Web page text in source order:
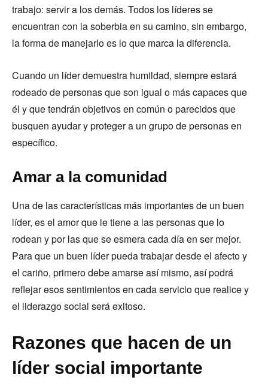
trabajo: servir a los demás. Todos los líderes se
encuentran con la soberbia en su camino, sin embargo,
la forma de manejarlo es lo que marca la diferencia.
Cuando un líder demuestra humildad, siempre estará
rodeado de personas que son igual o más capaces que
él y que tendrán objetivos en común o parecidos que
busquen ayudar y proteger a un grupo de personas en
específico.
Amar a la comunidad
Una de las características más importantes de un buen
líder, es el amor que le tiene a las personas que lo
rodean y por las que se esmera cada día en ser mejor.
Para que un buen líder pueda trabajar desde el afecto y
el cariño, primero debe amarse así mismo, así podrá
reflejar esos sentimientos en cada servicio que realice y
el liderazgo social será exitoso.
Razones que hacen de un
líder social importante